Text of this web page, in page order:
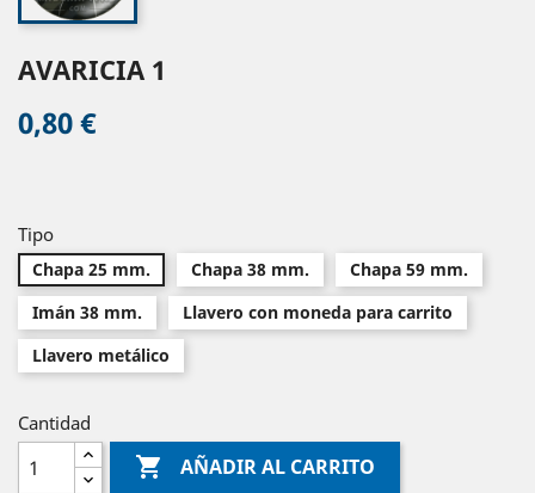
AVARICIA 1
0,80 €
Tipo
Chapa 25 mm. Chapa 38 mm.
Chapa 59 mm.
Imán 38 mm.
Llavero con moneda para carrito
Llavero metálico
Cantidad
 AÑADIR AL CARRITO